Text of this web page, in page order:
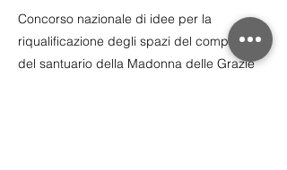
Concorso nazionale di idee per la
riqualificazione degli spazi del complesso
del santuario della Madonna delle Grazie